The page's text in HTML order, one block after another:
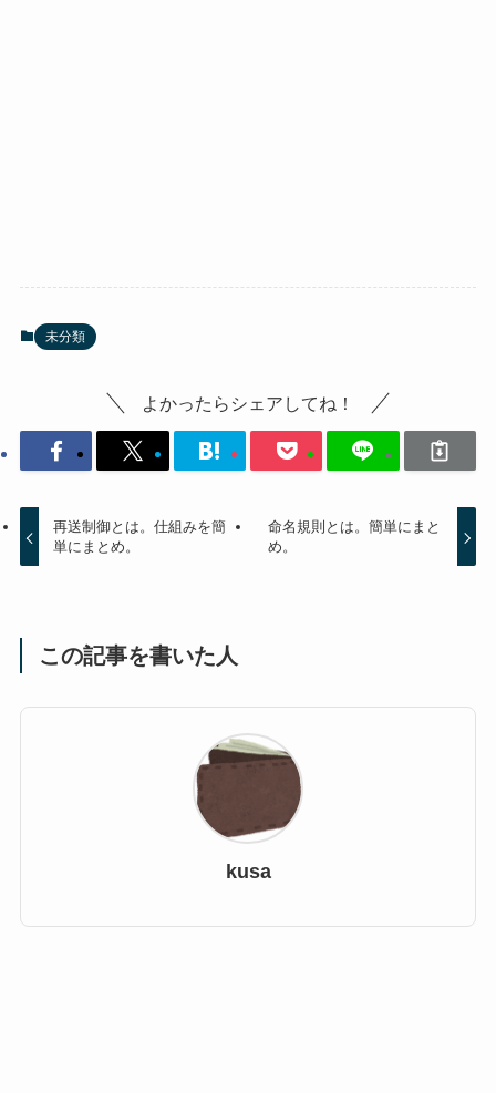
未分類
よかったらシェアしてね！
再送制御とは。仕組みを簡
単にまとめ。
命名規則とは。簡単にまと
め。
この記事を書いた人
kusa